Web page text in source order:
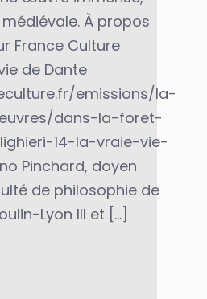
À propos
France Culture
de Dante
emissions/la-
dans-la-foret-
14-la-vraie-vie-
Pinchard, doyen
de philosophie de
Lyon III et […]